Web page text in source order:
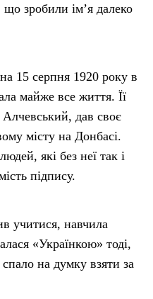
що зробили імʼя далеко
15 серпня 1920 року в
майже все життя. Її
дав своє
місту на Донбасі.
які без неї так і
підпису.
учитися, навчила
«Українкою» тоді,
на думку взяти за